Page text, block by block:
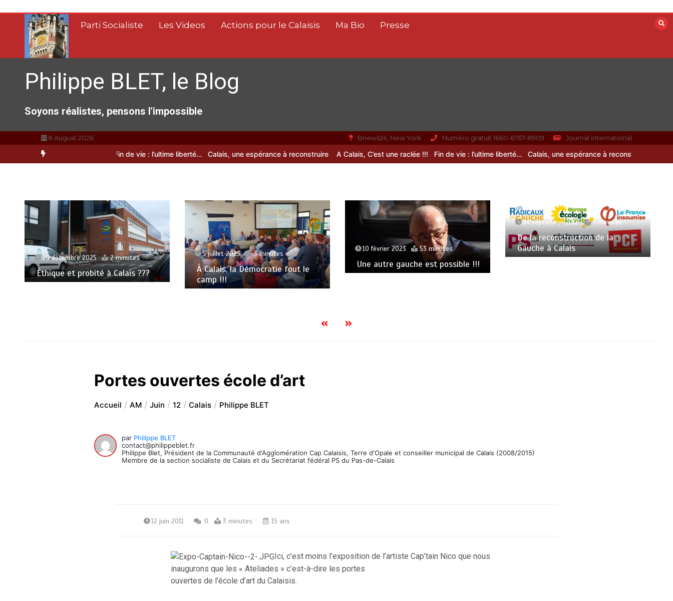
contenu
Parti Socialiste Les Videos Actions pour le Calaisis Ma Bio Presse
Philippe BLET, le Blog
Soyons réalistes, pensons l'impossible
8 August 2026 Bnews24, New York Numéro gratuit 1660-6767-8909 Journal international
Calais, C’est une raclée !!! Fin de vie : l’ultime liberté… Calais, une espérance à reconstruire A Calais, C’est une raclée !!! Fin de vie : l’ultime liberté… Calais, une espérance à reconstruire
20 décembre 2025 2 minutes
Éthique et probité à Calais ???
5 juillet 2023 3 minutes
À Calais, la Démocratie fout le
camp !!!
10 février 2023 53 minutes
Une autre gauche est possible !!!
24 septembre 2018 5 minutes
De la reconstruction de la
Gauche à Calais
Portes ouvertes école d’art
Accueil AM Juin 12 Calais Philippe BLET
par Philippe BLET
contact@philippeblet.fr
Philippe Blet, Président de la Communauté d'Agglomération Cap Calaisis, Terre d'Opale et conseiller municipal de Calais (2008/2015)
Membre de la section socialiste de Calais et du Secrétariat fédéral PS du Pas-de-Calais
12 juin 2011 0 3 minutes 15 ans
Ici, c’est moins l’exposition de l’artiste Cap’tain Nico que nous
inaugurons que les « Ateliades » c’est-à-dire les portes
ouvertes de l’école d’art du Calaisis.